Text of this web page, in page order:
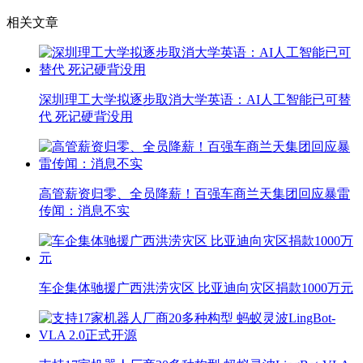
相关文章
深圳理工大学拟逐步取消大学英语：AI人工智能已可替
代 死记硬背没用
高管薪资归零、全员降薪！百强车商兰天集团回应暴雷
传闻：消息不实
车企集体驰援广西洪涝灾区 比亚迪向灾区捐款1000万元